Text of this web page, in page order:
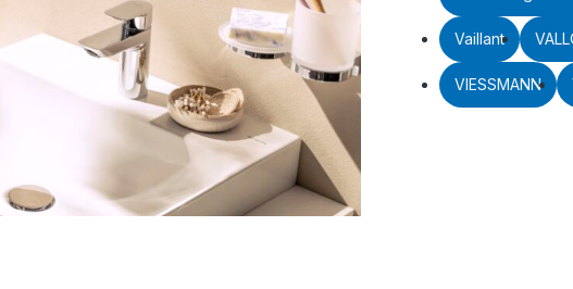
Vaillant
VIESSMANN